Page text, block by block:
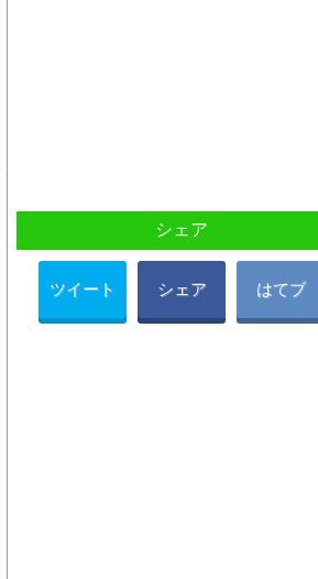
シェア
ツイート シェア はてブ